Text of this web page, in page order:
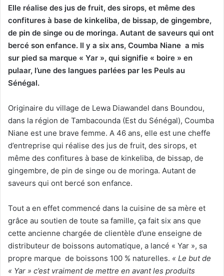
Elle réalise des jus de fruit, des sirops, et même des
confitures à base de kinkeliba, de bissap, de gingembre,
de pin de singe ou de moringa. Autant de saveurs qui ont
bercé son enfance. Il y a six ans, Coumba Niane a mis
sur pied sa marque « Yar », qui signifie « boire » en
pulaar, l’une des langues parlées par les Peuls au
Sénégal.
Originaire du village de Lewa Diawandel dans Boundou,
dans la région de Tambacounda (Est du Sénégal), Coumba
Niane est une brave femme. A 46 ans, elle est une cheffe
d’entreprise qui réalise des jus de fruit, des sirops, et
même des confitures à base de kinkeliba, de bissap, de
gingembre, de pin de singe ou de moringa. Autant de
saveurs qui ont bercé son enfance.
Tout a en effet commencé dans la cuisine de sa mère et
grâce au soutien de toute sa famille, ça fait six ans que
cette ancienne chargée de clientèle d’une enseigne de
distributeur de boissons automatique, a lancé « Yar », sa
propre marque de boissons 100 % naturelles. « Le but de
« Yar » c’est vraiment de mettre en avant les produits